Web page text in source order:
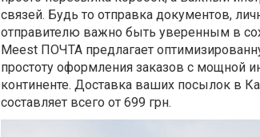
связей. Будь то отправка документов,
отправителю важно быть уверенным в
Meest ПОЧТА предлагает
простоту оформления заказов с мощной
континенте. Доставка ваших посылок в
составляет всего от 699 грн.